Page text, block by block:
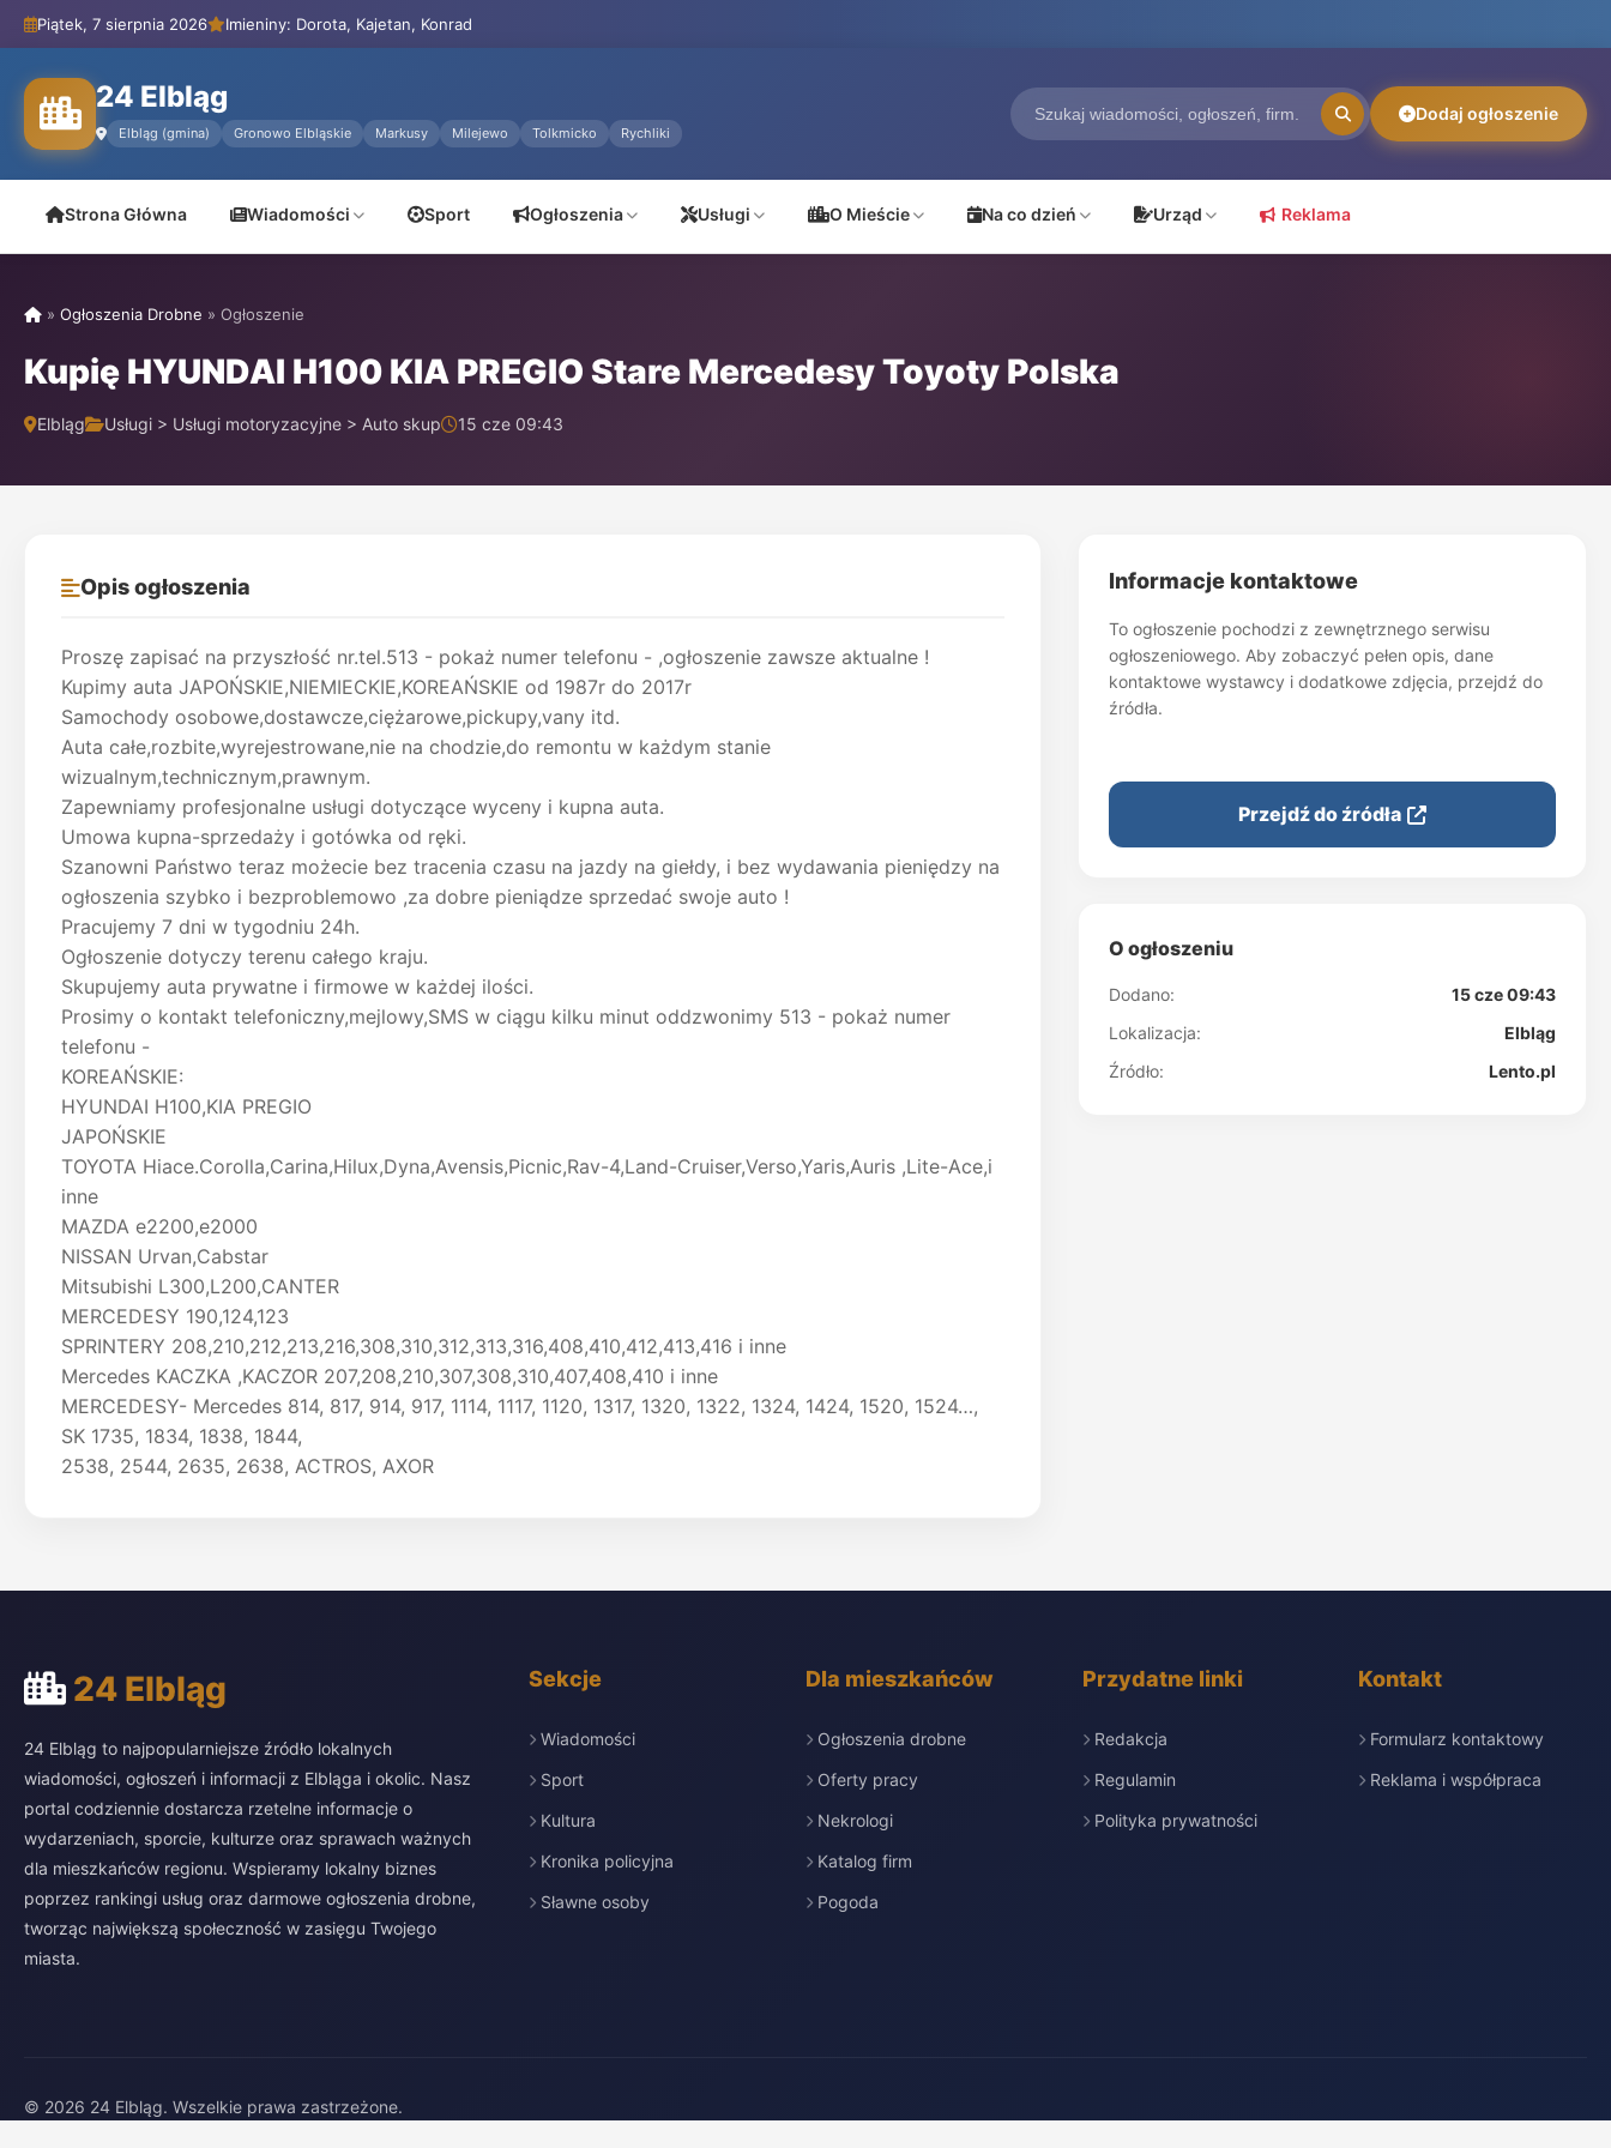
Piątek, 7 sierpnia 2026 Imieniny: Dorota, Kajetan, Konrad
24 Elbląg
Elbląg (gmina) Gronowo Elbląskie Markusy Milejewo Tolkmicko Rychliki
Dodaj ogłoszenie
Strona Główna Wiadomości Sport Ogłoszenia Usługi O Mieście Na co dzień Urząd Reklama
» Ogłoszenia Drobne » Ogłoszenie
Kupię HYUNDAI H100 KIA PREGIO Stare Mercedesy Toyoty Polska
Elbląg Usługi > Usługi motoryzacyjne > Auto skup 15 cze 09:43
Opis ogłoszenia
Proszę zapisać na przyszłość nr.tel.513 - pokaż numer telefonu - ,ogłoszenie zawsze aktualne !
Kupimy auta JAPOŃSKIE,NIEMIECKIE,KOREAŃSKIE od 1987r do 2017r
Samochody osobowe,dostawcze,ciężarowe,pickupy,vany itd.
Auta całe,rozbite,wyrejestrowane,nie na chodzie,do remontu w każdym stanie
wizualnym,technicznym,prawnym.
Zapewniamy profesjonalne usługi dotyczące wyceny i kupna auta.
Umowa kupna-sprzedaży i gotówka od ręki.
Szanowni Państwo teraz możecie bez tracenia czasu na jazdy na giełdy, i bez wydawania pieniędzy na
ogłoszenia szybko i bezproblemowo ,za dobre pieniądze sprzedać swoje auto !
Pracujemy 7 dni w tygodniu 24h.
Ogłoszenie dotyczy terenu całego kraju.
Skupujemy auta prywatne i firmowe w każdej ilości.
Prosimy o kontakt telefoniczny,mejlowy,SMS w ciągu kilku minut oddzwonimy 513 - pokaż numer
telefonu -
KOREAŃSKIE:
HYUNDAI H100,KIA PREGIO
JAPOŃSKIE
TOYOTA Hiace.Corolla,Carina,Hilux,Dyna,Avensis,Picnic,Rav-4,Land-Cruiser,Verso,Yaris,Auris ,Lite-Ace,i
inne
MAZDA e2200,e2000
NISSAN Urvan,Cabstar
Mitsubishi L300,L200,CANTER
MERCEDESY 190,124,123
SPRINTERY 208,210,212,213,216,308,310,312,313,316,408,410,412,413,416 i inne
Mercedes KACZKA ,KACZOR 207,208,210,307,308,310,407,408,410 i inne
MERCEDESY- Mercedes 814, 817, 914, 917, 1114, 1117, 1120, 1317, 1320, 1322, 1324, 1424, 1520, 1524…,
SK 1735, 1834, 1838, 1844,
2538, 2544, 2635, 2638, ACTROS, AXOR
Informacje kontaktowe
To ogłoszenie pochodzi z zewnętrznego serwisu
ogłoszeniowego. Aby zobaczyć pełen opis, dane
kontaktowe wystawcy i dodatkowe zdjęcia, przejdź do
źródła.
Przejdź do źródła
O ogłoszeniu
Dodano:
15 cze 09:43
Lokalizacja:
Elbląg
Źródło:
Lento.pl
24 Elbląg
24 Elbląg to najpopularniejsze źródło lokalnych
wiadomości, ogłoszeń i informacji z Elbląga i okolic. Nasz
portal codziennie dostarcza rzetelne informacje o
wydarzeniach, sporcie, kulturze oraz sprawach ważnych
dla mieszkańców regionu. Wspieramy lokalny biznes
poprzez rankingi usług oraz darmowe ogłoszenia drobne,
tworząc największą społeczność w zasięgu Twojego
miasta.
Sekcje
Wiadomości
Sport
Kultura
Kronika policyjna
Sławne osoby
Dla mieszkańców
Ogłoszenia drobne
Oferty pracy
Nekrologi
Katalog firm
Pogoda
Przydatne linki
Redakcja
Regulamin
Polityka prywatności
Kontakt
Formularz kontaktowy
Reklama i współpraca
© 2026 24 Elbląg. Wszelkie prawa zastrzeżone.